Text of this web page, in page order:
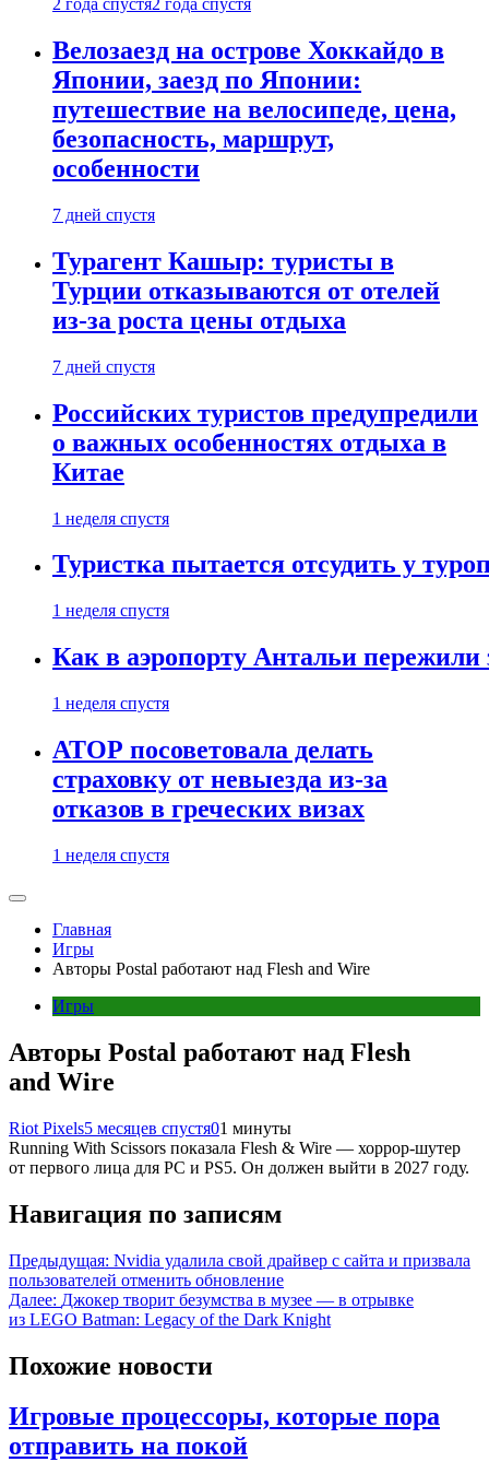
2 года спустя2 года спустя
Велозаезд на острове Хоккайдо в
Японии, заезд по Японии:
путешествие на велосипеде, цена,
безопасность, маршрут,
особенности
7 дней спустя
Турагент Кашыр: туристы в
Турции отказываются от отелей
из-за роста цены отдыха
7 дней спустя
Российских туристов предупредили
о важных особенностях отдыха в
Китае
1 неделя спустя
Туристка пытается отсудить у
1 неделя спустя
Как в аэропорту Антальи
1 неделя спустя
АТОР посоветовала делать
страховку от невыезда из-за
отказов в греческих визах
1 неделя спустя
Главная
Игры
Авторы Postal работают над Flesh and Wire
Игры
Авторы Postal работают над Flesh
and Wire
Riot Pixels5 месяцев спустя01 минуты
Running With Scissors показала Flesh & Wire — хоррор-шутер
от первого лица для PC и PS5. Он должен выйти в 2027 году.
Навигация по записям
Предыдущая: Nvidia удалила свой драйвер с сайта и призвала
пользователей отменить обновление
Далее: Джокер творит безумства в музее — в отрывке
из LEGO Batman: Legacy of the Dark Knight
Похожие новости
Игровые процессоры, которые пора
отправить на покой